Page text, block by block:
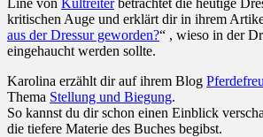
kritischen Auge und erklärt dir in ihrem
aus der Dressur geworden?“ , wieso in der
eingehaucht werden sollte.
Karolina erzählt dir auf ihrem Blog
Thema Stellung und Biegung.
So kannst du dir schon einen Einblick
die tiefere Materie des Buches begibst.